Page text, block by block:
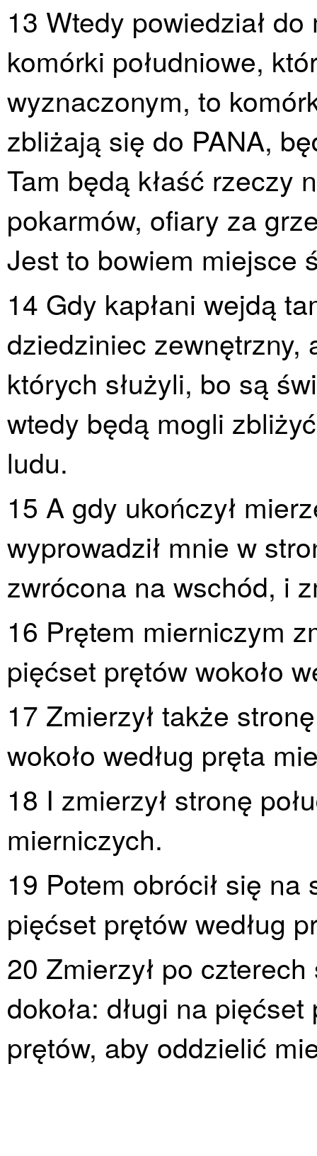
13 Wtedy powiedział
komórki południowe,
wyznaczonym, to
zbliżają się do PANA,
Tam będą kłaść rzeczy
pokarmów, ofiary za
Jest to bowiem miejsce
14 Gdy kapłani wejdą
dziedziniec zewnętrzny,
których służyli, bo są
wtedy będą mogli
ludu.
15 A gdy ukończył
wyprowadził mnie w
zwrócona na wschód, i
16 Prętem mierniczym
pięćset prętów wokoło
17 Zmierzył także
wokoło według pręta
18 I zmierzył stronę
mierniczych.
19 Potem obrócił się
pięćset prętów według
20 Zmierzył po
dokoła: długi na
prętów, aby oddzielić